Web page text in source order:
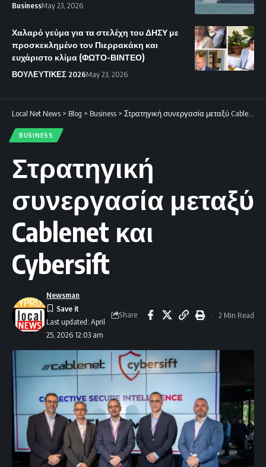
BusinessMay 23, 2026
Χαλαρό γεύμα για τα στελέχη του ΔΗΣΥ με
προσκεκλημένο τον Πιερρακάκη και
ευχάριστο κλίμα (ΦΩΤΟ-ΒΙΝΤΕΟ)
ΒΟΥΛΕΥΤΙΚΕΣ 2026May 23, 2026
Local Net News > Blog > Business > Στρατηγική συνεργασία μεταξύ Cablenet και Cybersift
BUSINESS
Στρατηγική
συνεργασία μεταξύ
Cablenet και
Cybersift
Last updated: April
25, 2026 12:03 am
Newsman
Share 2 Min Read